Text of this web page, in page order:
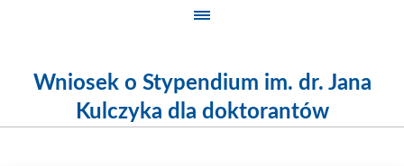
Wniosek o Stypendium im. dr. Jana
Kulczyka dla doktorantów